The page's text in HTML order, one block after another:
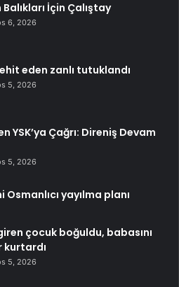
İçin Çalıştay
6, 2026
eden zanlı tutuklandı
5, 2026
YSK’ya Çağrı: Direniş Devam
5, 2026
yayılma planı
çocuk boğuldu, babasını
kurtardı
5, 2026